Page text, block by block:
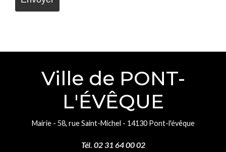
Ville de PONT-
L'ÉVÊQUE
Mairie - 58, rue Saint-Michel - 14130 Pont-l'évêque
Tél. 02 31 64 00 02